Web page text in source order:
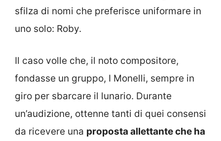
sfilza di nomi che preferisce uniformare in
uno solo: Roby.
Il caso volle che, il noto compositore,
fondasse un gruppo, I Monelli, sempre in
giro per sbarcare il lunario. Durante
un’audizione, ottenne tanti di quei consensi
da ricevere una proposta allettante che ha